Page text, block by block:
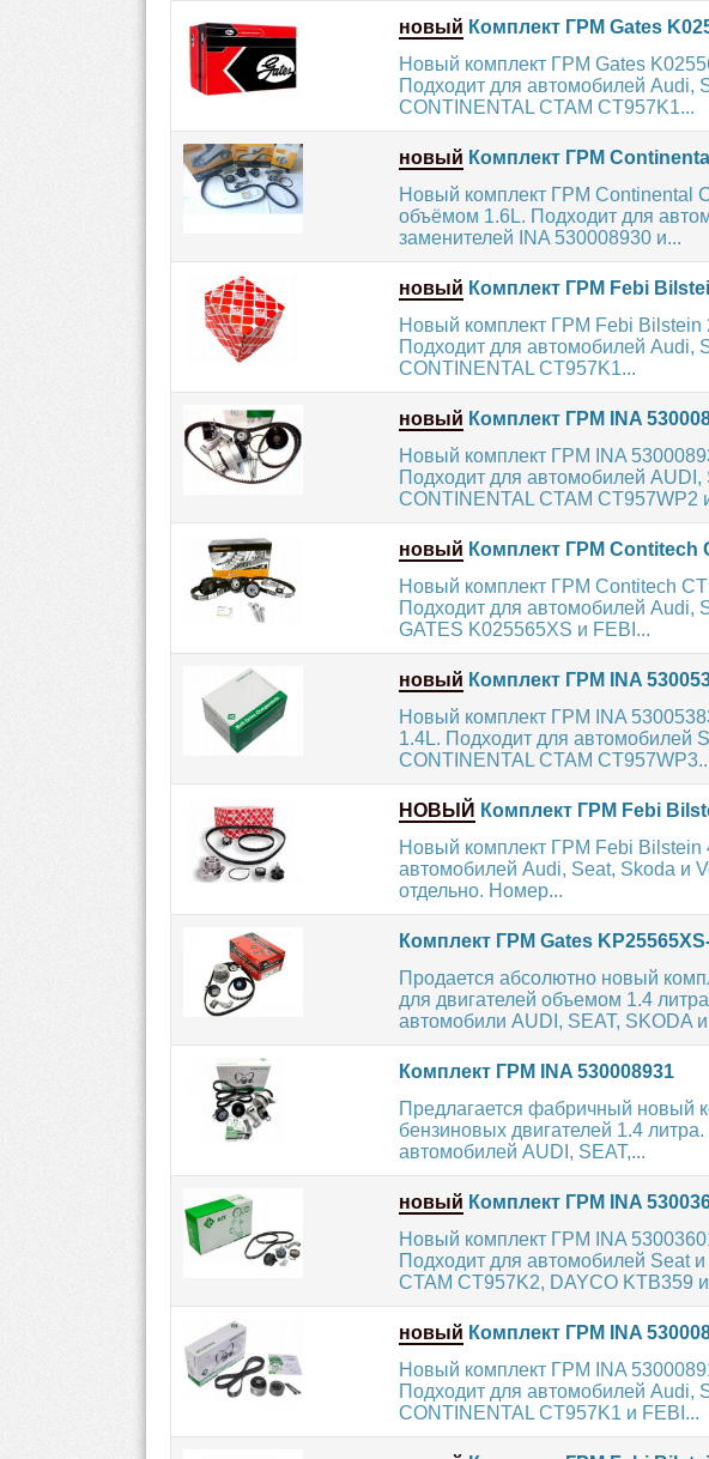
новый Комплект ГРМ Gates
Новый комплект ГРМ Gates
Подходит для автомобилей Audi,
CONTINENTAL CTAM CT957K1...
новый Комплект ГРМ
Новый комплект ГРМ Continental
объёмом 1.6L. Подходит для
заменителей INA 530008930 и...
новый Комплект ГРМ Febi
Новый комплект ГРМ Febi Bilstein
Подходит для автомобилей Audi,
CONTINENTAL CT957K1...
новый Комплект ГРМ INA
Новый комплект ГРМ INA
Подходит для автомобилей
CONTINENTAL CTAM CT957WP2
новый Комплект ГРМ Contitech
Новый комплект ГРМ Contitech
Подходит для автомобилей Audi,
GATES K025565XS и FEBI...
новый Комплект ГРМ INA
Новый комплект ГРМ INA
1.4L. Подходит для автомобилей
CONTINENTAL CTAM
НОВЫЙ Комплект ГРМ Febi
Новый комплект ГРМ Febi Bilstein
автомобилей Audi, Seat, Skoda и
отдельно. Номер...
Комплект ГРМ Gates
Продается абсолютно новый
для двигателей объемом 1.4
автомобили AUDI, SEAT, SKODA
Комплект ГРМ INA 530008931
Предлагается фабричный новый
бензиновых двигателей 1.4
автомобилей AUDI, SEAT,...
новый Комплект ГРМ INA
Новый комплект ГРМ INA
Подходит для автомобилей Seat
CTAM CT957K2, DAYCO KTB359
новый Комплект ГРМ INA
Новый комплект ГРМ INA
Подходит для автомобилей Audi,
CONTINENTAL CT957K1 и FEBI...